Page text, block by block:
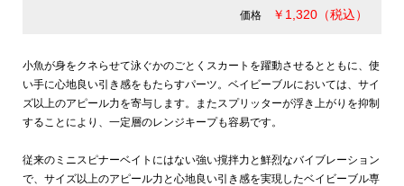
価格 ￥1,320（税込）
小魚が身をクネらせて泳ぐかのごとくスカートを躍動させるとともに、使
い手に心地良い引き感をもたらすパーツ。ベイビーブルにおいては、サイ
ズ以上のアピール力を寄与します。またスプリッターが浮き上がりを抑制
することにより、一定層のレンジキープも容易です。
従来のミニスピナーベイトにはない強い撹拌力と鮮烈なバイブレーション
で、サイズ以上のアピール力と心地良い引き感を実現したベイビーブル専